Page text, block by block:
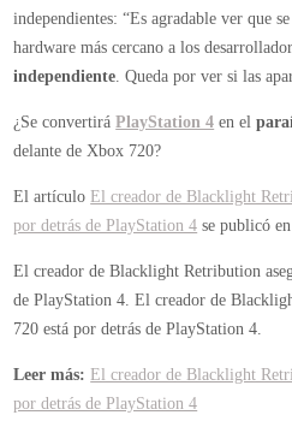
independientes: “Es agradable ver que
hardware más cercano a los
independiente. Queda por ver si las
¿Se convertiráPlayStation 4 en el
delante de Xbox 720?
El artículo El creador de Blacklight
por detrás de PlayStation 4 se publicó
El creador de Blacklight Retribution
de PlayStation 4.El creador de
720 está por detrás de PlayStation 4.
Leer más: El creador de Blacklight
por detrás de PlayStation 4